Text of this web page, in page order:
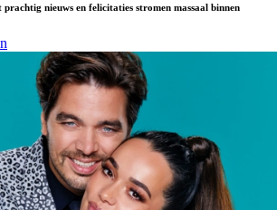
nieuws en felicitaties stromen massaal binnen